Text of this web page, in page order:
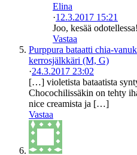
Elina
·12.3.2017 15:21
Joo, kesää
Vastaa
Purppura bataatti chia-
kerrosjälkkäri (M, G)
·24.3.2017 23:02
[…] violetista bataatista
Chocochilissäkin on tehty
nice creamista ja […]
Vastaa